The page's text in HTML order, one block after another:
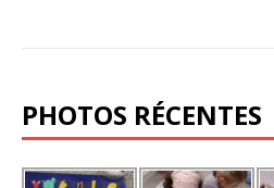
PHOTOS RÉCENTES